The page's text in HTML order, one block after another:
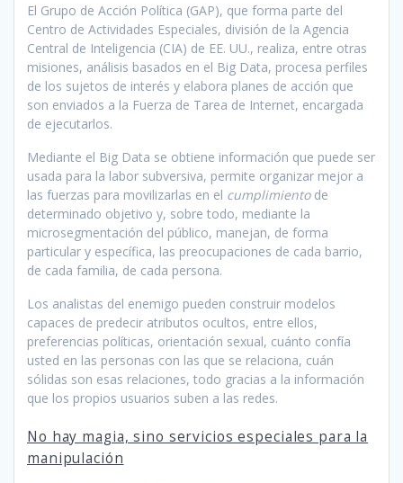
El Grupo de Acción Política (GAP), que forma parte del
Centro de Actividades Especiales, división de la Agencia
Central de Inteligencia (CIA) de EE. UU., realiza, entre otras
misiones, análisis basados en el Big Data, procesa perfiles
de los sujetos de interés y elabora planes de acción que
son enviados a la Fuerza de Tarea de Internet, encargada
de ejecutarlos.
Mediante el Big Data se obtiene información que puede ser
usada para la labor subversiva, permite organizar mejor a
las fuerzas para movilizarlas en el cumplimientode
determinado objetivo y, sobre todo, mediante la
microsegmentación del público, manejan, de forma
particular y específica, las preocupaciones de cada barrio,
de cada familia, de cada persona.
Los analistas del enemigo pueden construir modelos
capaces de predecir atributos ocultos, entre ellos,
preferencias políticas, orientación sexual, cuánto confía
usted en las personas con las que se relaciona, cuán
sólidas son esas relaciones, todo gracias a la información
que los propios usuarios suben a las redes.
No hay magia, sino servicios especiales para la
manipulación